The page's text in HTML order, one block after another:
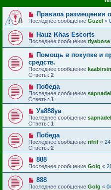
Правила размещения
Последнее сообщение Guzel «
Hauz Khas Escorts
Последнее сообщение riyabose
Помощь в покупке и
средств.
Последнее сообщение
Ответы: 2
Победа
Последнее сообщение
Ответы: 1
Уа888уа
Последнее сообщение
Ответы: 1
Победа
Последнее сообщение rifrif «
Ответы: 2
888
Последнее сообщение Golg «
888
Последнее сообщение Golg «